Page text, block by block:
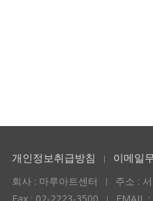
개인정보취급방침 이메일
회사 : 마루아트센터 주소 :